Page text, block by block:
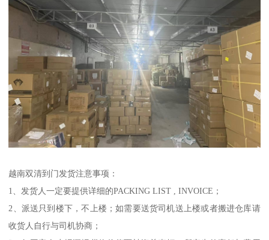
越南双清到门发货注意事项：
1、发货人一定要提供详细的PACKING LIST , INVOICE；
2、派送只到楼下，不上楼；如需要送货司机送上楼或者搬进仓库请
收货人自行与司机协商；